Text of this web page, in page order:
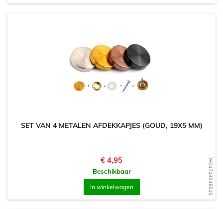
WD1714048010
SET VAN 4 METALEN AFDEKKAPJES (GOUD, 19X5 MM)
Prijs
€ 4,95
Beschikbaar
In winkelwagen